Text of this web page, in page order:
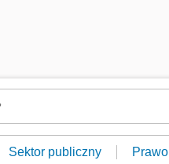
Sektor publiczny Prawo